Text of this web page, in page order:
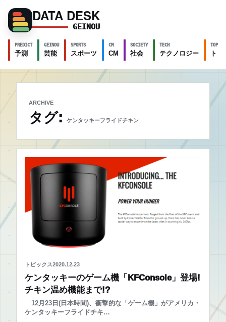
DATA DESK
GEINOU
PREDICT
予測
GEINOU
芸能
SPORTS
スポーツ
CM
CM
SOCIETY
社会
TECH
テクノロジー
TOPICS
ト
ARCHIVE
タグ: ケンタッキーフライドチキン
トピックス2020.12.23
ケンタッキーのゲーム機「KFConsole」登場!
チキン温め機能まで!?
12月23日(日本時間)、衝撃的な「ゲーム機」がアメリカ・
ケンタッキーフライドチキ…